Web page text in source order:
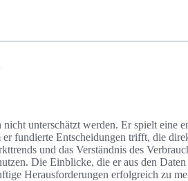
unterschätzt werden. Er spielt eine
fundierte Entscheidungen trifft, die
und das Verständnis des
Die Einblicke, die er aus den
Herausforderungen erfolgreich zu